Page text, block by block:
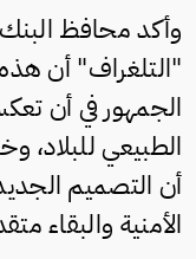
وأكد محافظ
"التلغراف" أن
الجمهور في أن
الطبيعي للبلاد،
أن التصميم
الأمنية والبقاء